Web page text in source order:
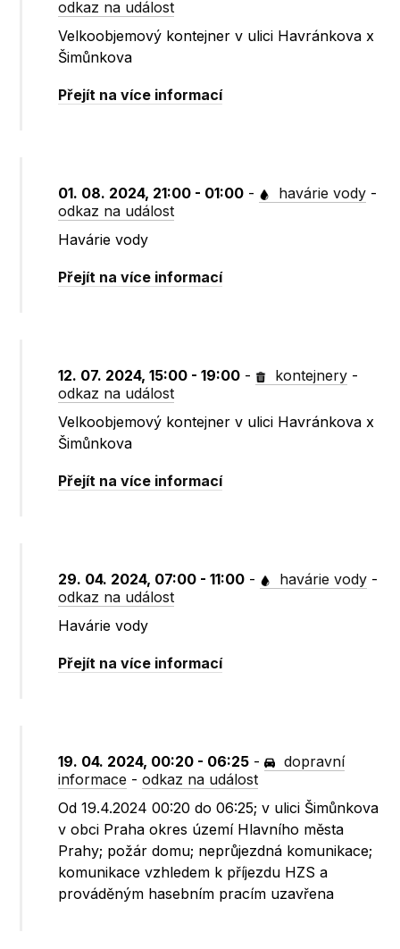
odkaz na událost
Velkoobjemový kontejner v ulici Havránkova x
Šimůnkova
Přejít na více informací
01. 08. 2024, 21:00 - 01:00 - havárie vody -
odkaz na událost
Havárie vody
Přejít na více informací
12. 07. 2024, 15:00 - 19:00 - kontejnery -
odkaz na událost
Velkoobjemový kontejner v ulici Havránkova x
Šimůnkova
Přejít na více informací
29. 04. 2024, 07:00 - 11:00 - havárie vody -
odkaz na událost
Havárie vody
Přejít na více informací
19. 04. 2024, 00:20 - 06:25 -
dopravní
informace -odkaz na událost
Od 19.4.2024 00:20 do 06:25; v ulici Šimůnkova
v obci Praha okres území Hlavního města
Prahy; požár domu; neprůjezdná komunikace;
komunikace vzhledem k příjezdu HZS a
prováděným hasebním pracím uzavřena